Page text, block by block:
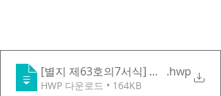
[별지 제63호의7서식] 연간기부금
.hwp
HWP 다운로드 • 164KB